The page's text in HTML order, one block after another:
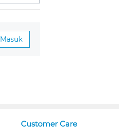
Masuk
Customer Care